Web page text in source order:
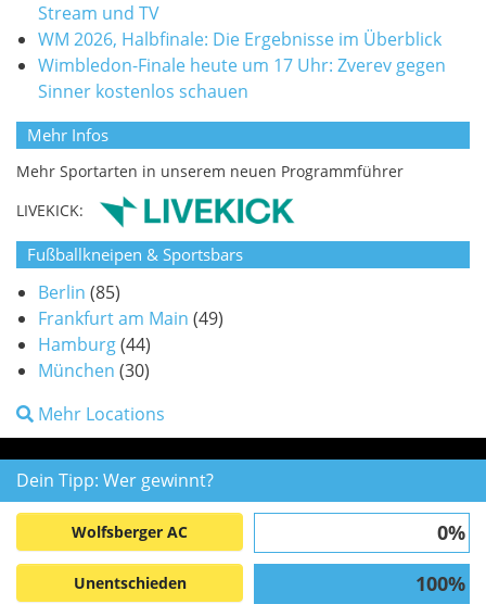
Stream und TV
WM 2026, Halbfinale: Die Ergebnisse im Überblick
Wimbledon-Finale heute um 17 Uhr: Zverev gegen
Sinner kostenlos schauen
Mehr Infos
Mehr Sportarten in unserem neuen Programmführer
LIVEKICK:
Fußballkneipen & Sportsbars
Berlin (85)
Frankfurt am Main (49)
Hamburg(44)
München (30)
Mehr Locations
Dein Tipp: Wer gewinnt?
Wolfsberger AC 0%
Unentschieden 100%